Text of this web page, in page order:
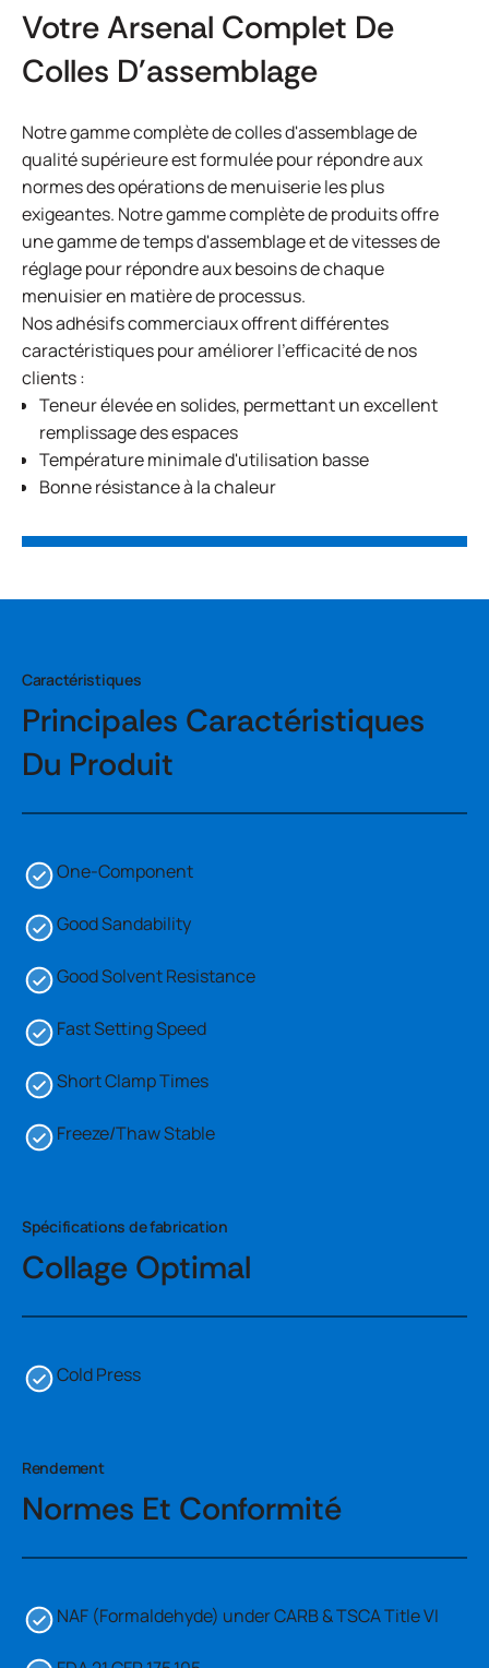
Votre Arsenal Complet De
Colles D'assemblage
Notre gamme complète de colles d'assemblage de
qualité supérieure est formulée pour répondre aux
normes des opérations de menuiserie les plus
exigeantes. Notre gamme complète de produits offre
une gamme de temps d'assemblage et de vitesses de
réglage pour répondre aux besoins de chaque
menuisier en matière de processus.
Nos adhésifs commerciaux offrent différentes
caractéristiques pour améliorer l'efficacité de nos
clients :
Teneur élevée en solides, permettant un excellent
remplissage des espaces
Température minimale d'utilisation basse
Bonne résistance à la chaleur
Caractéristiques
Principales Caractéristiques
Du Produit
One-Component
Good Sandability
Good Solvent Resistance
Fast Setting Speed
Short Clamp Times
Freeze/Thaw Stable
Spécifications de fabrication
Collage Optimal
Cold Press
Rendement
Normes Et Conformité
NAF (Formaldehyde) under CARB & TSCA Title VI